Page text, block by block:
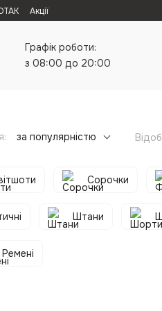
Акції
Графік роботи:
з 08:00 до 20:00
за популярністю
Сорочки
Штани
Ремені